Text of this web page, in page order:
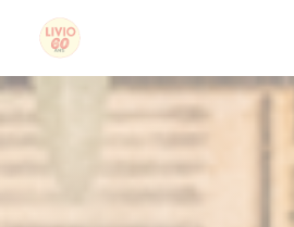
Cookies beheer paneel